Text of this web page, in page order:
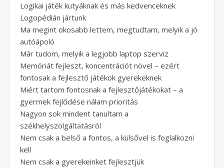
Logikai játék kutyáknak és más kedvenceknek
Logopédián jártunk
Ma megint okosabb lettem, megtudtam, melyik a jó
autóápoló
Már tudom, melyik a legjobb laptop szerviz
Memóriát fejleszt, koncentrációt növel – ezért
fontosak a fejlesztő játékok gyerekeknek
Miért tartom fontosnak a fejlesztőjátékokat – a
gyermek fejlődése nálam prioritás
Nagyon sok mindent tanultam a
székhelyszolgáltatásról
Nem csak a belső a fontos, a külsővel is foglalkozni
kell
Nem csak a gyerekeinket fejlesztjük